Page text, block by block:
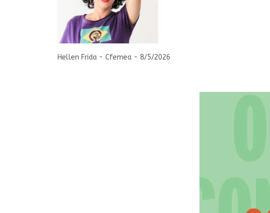
Hellen Frida - Cfemea - 8/5/2026